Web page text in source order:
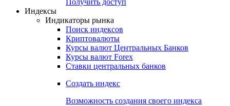
Попробуйте7-дневный
Откройте глобальную базу данных
Получить доступ
Индикаторы рынка
Поиск индексов
Курсы валют Центральных Банков
Ставки центральных банков